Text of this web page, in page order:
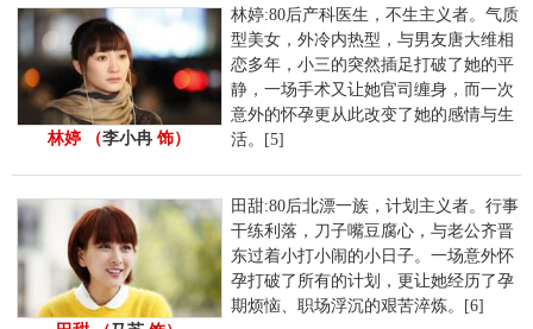
林婷 （李小冉饰）
林婷:80后产科医生，不生主义者。气质
型美女，外冷内热型，与男友唐大维相
恋多年，小三的突然插足打破了她的平
静，一场手术又让她官司缠身，而一次
意外的怀孕更从此改变了她的感情与生
活。[5]
田甜:80后北漂一族，计划主义者。行事
干练利落，刀子嘴豆腐心，与老公齐晋
东过着小打小闹的小日子。一场意外怀
孕打破了所有的计划，更让她经历了孕
期烦恼、职场浮沉的艰苦淬炼。[6]